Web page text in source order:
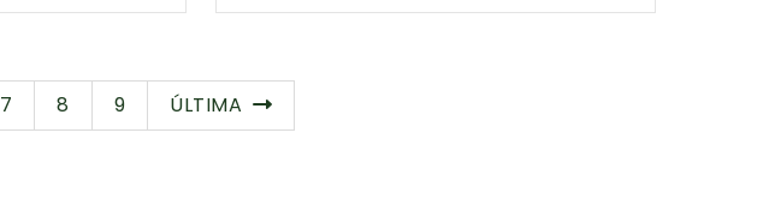
7 8 9 ÚLTIMA